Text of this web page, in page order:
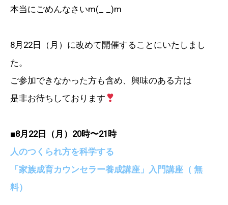
本当にごめんなさいm(_ _)m
8月22日（月）に改めて開催することにいたしまし
た。
ご参加できなかった方も含め、興味のある方は
是非お待ちしております
■8月22日（月）20時〜21時
人のつくられ方を科学する
「家族成育カウンセラー養成講座」入門講座（ 無
料）